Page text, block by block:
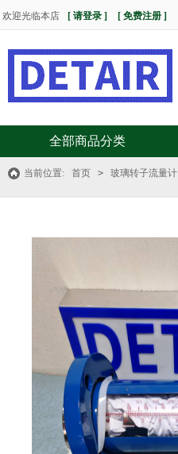
欢迎光临本店 [ 请登录 ] [ 免费注册 ]
全部商品分类
当前位置: 首页 > 玻璃转子流量计